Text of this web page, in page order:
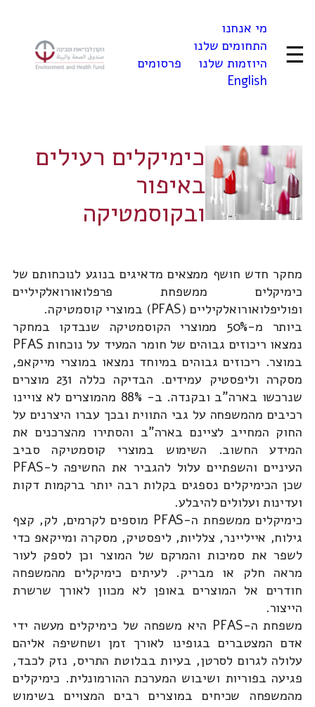
☰
מי אנחנו
התחומים שלנו
היוזמות שלנו
פרסומים
English
כימיקלים רעילים
באיפור
ובקוסמטיקה
מחקר חדש חושף ממצאים מדאיגים בנוגע לנוכחותם של
כימיקלים ממשפחת פרפלואורואלקיליים
ופוליפלואורואלקיליים (PFAS) במוצרי קוסמטיקה.
ביותר מ-50% ממוצרי הקוסמטיקה שנבדקו במחקר
נמצאו ריכוזים גבוהים של חומר המעיד על נוכחות PFAS
במוצר. ריכוזים גבוהים במיוחד נמצאו במוצרי מייקאפ,
מסקרה וליפסטיק עמידים. הבדיקה כללה 231 מוצרים
שנרכשו בארה"ב ובקנדה. ב- 88% מהמוצרים לא צויינו
רכיבים מהמשפחה על גבי התווית ובכך עברו היצרנים על
החוק המחייב לציינם בארה"ב והסתירו מהצרכנים את
המידע החשוב. השימוש במוצרי קוסמטיקה סביב
העיניים והשפתיים עלול להגביר את החשיפה ל-PFAS
שכן הכימיקלים נספגים בקלות רבה יותר ברקמות דקות
ועדינות ועלולים להיבלע.
כימיקלים ממשפחת ה-PFAS מוספים לקרמים, לק, קצף
גילוח, אייליינר, צלליות, ליפסטיק, מסקרה ומייקאפ כדי
לשפר את סמיכות והמרקם של המוצר וכן לספק לעור
מראה חלק או מבריק. לעיתים כימיקלים מהמשפחה
חודרים אל המוצרים באופן לא מכוון לאורך שרשרת
הייצור.
משפחת ה-PFAS היא משפחה של כימיקלים מעשה ידי
אדם המצטברים בגופינו לאורך זמן ושחשיפה אליהם
עלולה לגרום לסרטן, בעיות בבלוטת התריס, נזק לכבד,
פגיעה בפוריות ושיבוש המערכת ההורמונלית. כימיקלים
מהמשפחה שכיחים במוצרים רבים המצויים בשימוש